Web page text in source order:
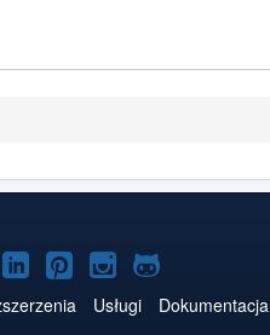
Joomla!
na
Joomla!
w
Joomla!
na
Joomla!
na
Usługi Dokumentacja